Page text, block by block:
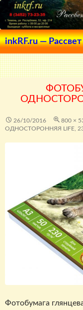
inkRF.ru —
Поиск
К
СОДЕРЖИМОМУ
26/10/2016 800 ×
ОДНОСТОРОННЯЯ LIFE,
Фотобумага